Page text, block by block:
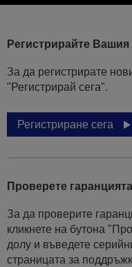
Регистрирайте Вашия
За да регистрирате
"Регистрирай сега".
Регистриране сега
Проверете
За да проверите
кликнете на бутона
долу и въведете
страницата за